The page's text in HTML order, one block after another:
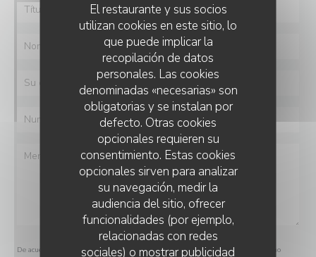
El restaurante y sus socios
utilizan cookies en este sitio, lo
que puede implicar la
recopilación de datos
personales. Las cookies
denominadas «necesarias» son
obligatorias y se instalan por
defecto. Otras cookies
opcionales requieren su
consentimiento. Estas cookies
opcionales sirven para analizar
su navegación, medir la
audiencia del sitio, ofrecer
funcionalidades (por ejemplo,
relacionadas con redes
sociales) o mostrar publicidad
De acuerdo con la normativa de protección de datos, puede ejercer su derecho a no